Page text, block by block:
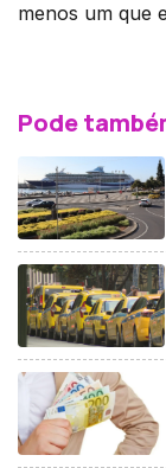
menos um que
Pode